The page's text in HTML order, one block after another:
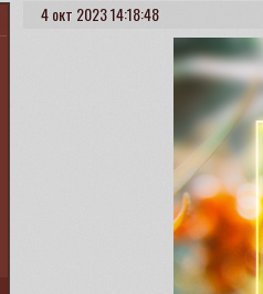
4 окт 2023 14:18:48